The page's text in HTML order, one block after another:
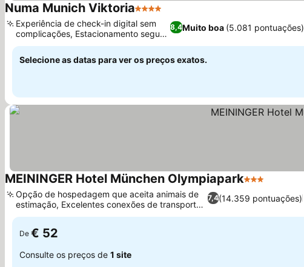
Numa Munich Viktoria4 Estrelas
8,4Muito boa (5.081 pontuações)
Experiência de check-in digital sem
complicações, Estacionamento seguro
no local
Selecione as datas para ver os preços exatos.
MEININGER Hotel München Olympiapark3 Estrelas
7,4(14.359 pontuações)
Opção de hospedagem que aceita animais de
estimação, Excelentes conexões de transporte
público
De € 52
Consulte os preços de 1 site